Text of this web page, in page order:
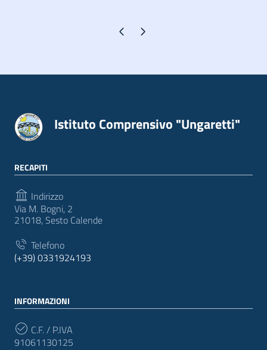
Pagina precedente
Pagina successiva
Istituto Comprensivo "Ungaretti"
RECAPITI
Indirizzo
Via M. Bogni, 2
21018, Sesto Calende
Telefono
(+39) 0331924193
INFORMAZIONI
C.F. / P.IVA
91061130125